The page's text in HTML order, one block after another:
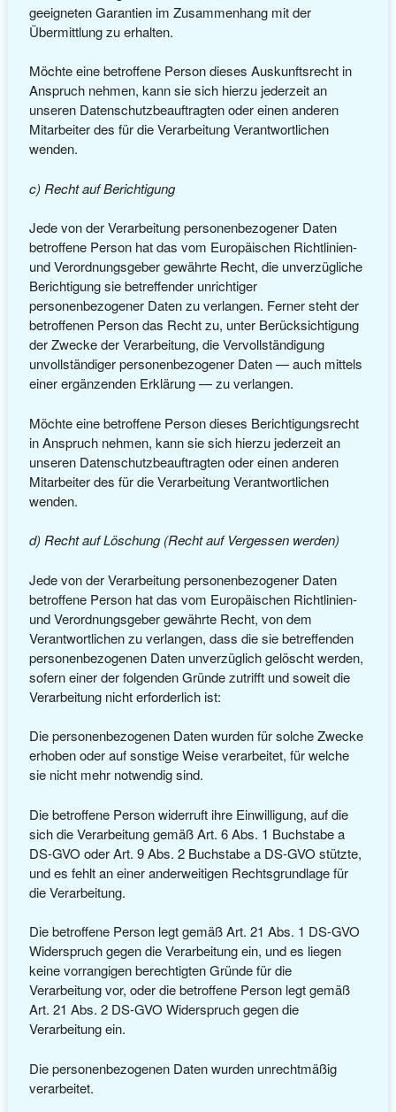
geeigneten Garantien im Zusammenhang mit der
Übermittlung zu erhalten.
Möchte eine betroffene Person dieses Auskunftsrecht in
Anspruch nehmen, kann sie sich hierzu jederzeit an
unseren Datenschutzbeauftragten oder einen anderen
Mitarbeiter des für die Verarbeitung Verantwortlichen
wenden.
c) Recht auf Berichtigung
Jede von der Verarbeitung personenbezogener Daten
betroffene Person hat das vom Europäischen Richtlinien-
und Verordnungsgeber gewährte Recht, die unverzügliche
Berichtigung sie betreffender unrichtiger
personenbezogener Daten zu verlangen. Ferner steht der
betroffenen Person das Recht zu, unter Berücksichtigung
der Zwecke der Verarbeitung, die Vervollständigung
unvollständiger personenbezogener Daten — auch mittels
einer ergänzenden Erklärung — zu verlangen.
Möchte eine betroffene Person dieses Berichtigungsrecht
in Anspruch nehmen, kann sie sich hierzu jederzeit an
unseren Datenschutzbeauftragten oder einen anderen
Mitarbeiter des für die Verarbeitung Verantwortlichen
wenden.
d) Recht auf Löschung (Recht auf Vergessen werden)
Jede von der Verarbeitung personenbezogener Daten
betroffene Person hat das vom Europäischen Richtlinien-
und Verordnungsgeber gewährte Recht, von dem
Verantwortlichen zu verlangen, dass die sie betreffenden
personenbezogenen Daten unverzüglich gelöscht werden,
sofern einer der folgenden Gründe zutrifft und soweit die
Verarbeitung nicht erforderlich ist:
Die personenbezogenen Daten wurden für solche Zwecke
erhoben oder auf sonstige Weise verarbeitet, für welche
sie nicht mehr notwendig sind.
Die betroffene Person widerruft ihre Einwilligung, auf die
sich die Verarbeitung gemäß Art. 6 Abs. 1 Buchstabe a
DS-GVO oder Art. 9 Abs. 2 Buchstabe a DS-GVO stützte,
und es fehlt an einer anderweitigen Rechtsgrundlage für
die Verarbeitung.
Die betroffene Person legt gemäß Art. 21 Abs. 1 DS-GVO
Widerspruch gegen die Verarbeitung ein, und es liegen
keine vorrangigen berechtigten Gründe für die
Verarbeitung vor, oder die betroffene Person legt gemäß
Art. 21 Abs. 2 DS-GVO Widerspruch gegen die
Verarbeitung ein.
Die personenbezogenen Daten wurden unrechtmäßig
verarbeitet.